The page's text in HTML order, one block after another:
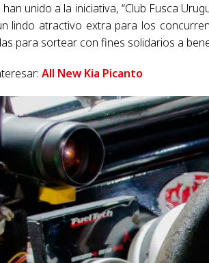
unido a la iniciativa, “Club Fusca
lindo atractivo extra para los
para sortear con fines solidarios a
All New Kia Picanto